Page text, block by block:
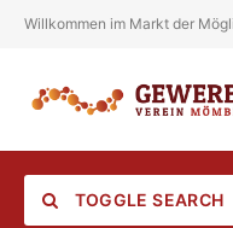
Willkommen im Markt der
TOGGLE SEARCH